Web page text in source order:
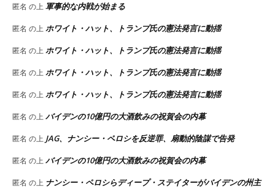
匿名 の上 軍事的な内戦が始まる
匿名 の上 ホワイト・ハット、トランプ氏の憲法発言に動揺
匿名 の上 ホワイト・ハット、トランプ氏の憲法発言に動揺
匿名 の上 ホワイト・ハット、トランプ氏の憲法発言に動揺
匿名 の上 ホワイト・ハット、トランプ氏の憲法発言に動揺
匿名 の上 バイデンの10億円の大酒飲みの祝賀会の内幕
匿名 の上 JAG、ナンシー・ペロシを反逆罪、扇動的陰謀で告発
匿名 の上 バイデンの10億円の大酒飲みの祝賀会の内幕
匿名 の上 ナンシー・ペロシらディープ・ステイターがバイデンの州主